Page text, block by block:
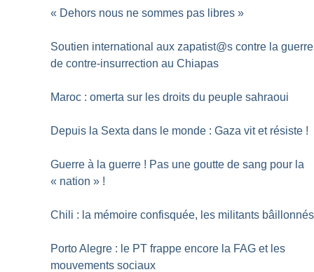
« Dehors nous ne sommes pas libres »
Soutien international aux zapatist@s contre la guerre
de contre-insurrection au Chiapas
Maroc : omerta sur les droits du peuple sahraoui
Depuis la Sexta dans le monde : Gaza vit et résiste !
Guerre à la guerre ! Pas une goutte de sang pour la
« nation » !
Chili : la mémoire confisquée, les militants bâillonnés
Porto Alegre : le PT frappe encore la FAG et les
mouvements sociaux